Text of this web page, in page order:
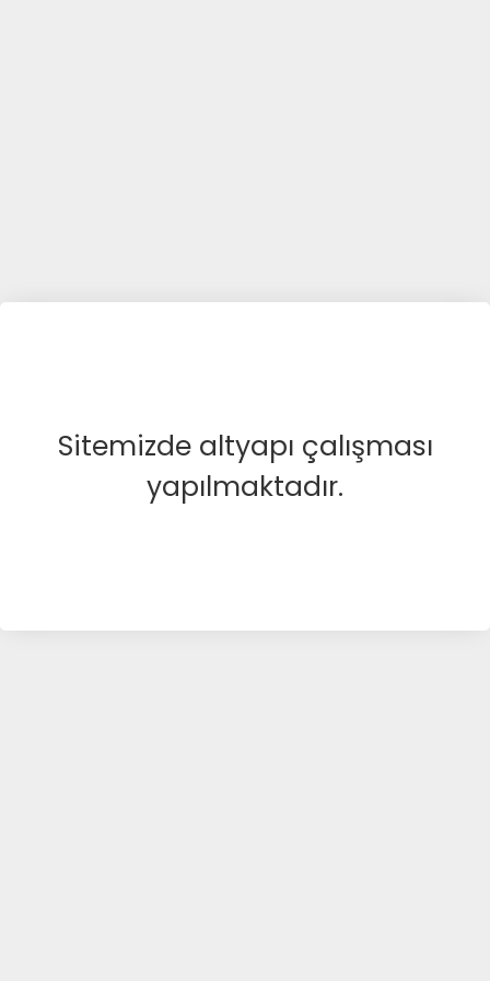
Sitemizde altyapı çalışması
yapılmaktadır.